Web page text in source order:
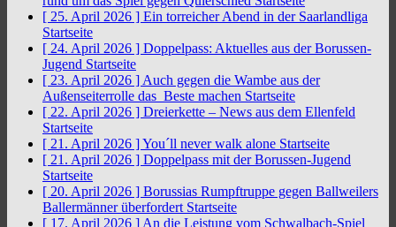
[ 25. April 2026 ] Ein torreicher Abend in der Saarlandliga
Startseite
[ 24. April 2026 ] Doppelpass: Aktuelles aus der Borussen-
Jugend Startseite
[ 23. April 2026 ] Auch gegen die Wambe aus der
Außenseiterrolle das Beste machen Startseite
[ 22. April 2026 ] Dreierkette – News aus dem Ellenfeld
Startseite
[ 21. April 2026 ]You´ll never walk alone Startseite
[ 21. April 2026 ] Doppelpass mit der Borussen-Jugend
Startseite
[ 20. April 2026 ] Borussias Rumpftruppe gegen Ballweilers
Ballermänner überfordert Startseite
[ 17. April 2026 ] An die Leistung vom Schwalbach-Spiel